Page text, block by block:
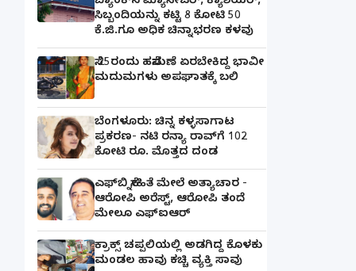
ಸಿಬ್ಬಂದಿಯನ್ನು ಕಟ್ಟಿ 8 ಕೋಟಿ 50
ಕೆ.ಜಿ.ಗೂ ಅಧಿಕ ಚಿನ್ನಾಭರಣ ಕಳವು
ಸೆ.25ರಂದು ಹಸೆಮಣೆ ಏರಬೇಕಿದ್ದ ಭಾವೀ
ಮದುಮಗಳು ಅಪಘಾತಕ್ಕೆ ಬಲಿ
ಬೆಂಗಳೂರು: ಚಿನ್ನ ಕಳ್ಳಸಾಗಾಟ
ಪ್ರಕರಣ- ನಟಿ ರನ್ಯಾ ರಾವ್‌ಗೆ 102
ಕೋಟಿ ರೂ. ಮೊತ್ತದ ದಂಡ
ಎಫ್‌ಬಿ ಸ್ನೇಹಿತೆ ಮೇಲೆ ಅತ್ಯಾಚಾರ -
ಆರೋಪಿ ಅರೆಸ್ಟ್, ಆರೋಪಿ ತಂದೆ
ಮೇಲೂ ಎಫ್ಐಆರ್
ಕ್ರಾಕ್ಸ್ ಚಪ್ಪಲಿಯಲ್ಲಿ ಅಡಗಿದ್ದ ಕೊಳಕು
ಮಂಡಲ ಹಾವು ಕಚ್ಚಿ ವ್ಯಕ್ತಿ ಸಾವು